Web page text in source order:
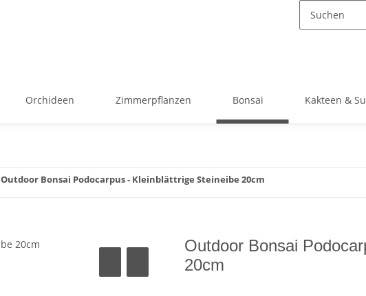
Orchideen Zimmerpflanzen Bonsai Kakteen &
Outdoor Bonsai Podocarpus - Kleinblättrige Steineibe 20cm
Outdoor Bonsai
20cm